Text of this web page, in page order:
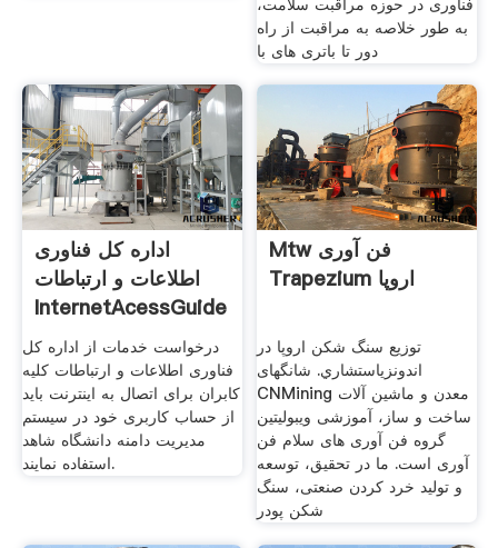
به طور خلاصه به مراقبت از راه
دور تا باتری های با
اداره کل فناوری
اطلاعات و ارتباطات
InternetAcessGuide
درخواست خدمات از اداره کل
فناوری اطلاعات و ارتباطات کلیه
کابران برای اتصال به اینترنت باید
از حساب کاربری خود در سیستم
مدیریت دامنه دانشگاه شاهد
استفاده نمایند.
Mtw فن آوری
Trapezium اروپا
توزیع سنگ شکن اروپا در
اندونزیاستشاري. شانگهای
CNMining معدن و ماشین آلات
ساخت و ساز، آموزشی ویبولیتین
گروه فن آوری های سلام فن
آوری است. ما در تحقیق، توسعه
و تولید خرد کردن صنعتی، سنگ
شکن پودر